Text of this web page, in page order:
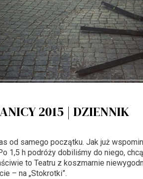
2015 | DZIENNIK
od samego początku. Jak już
1,5 h podróży dobiliśmy do niego,
to Teatru z koszmarnie
– na „Stokrotki”.